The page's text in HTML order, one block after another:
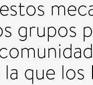
grupos
que